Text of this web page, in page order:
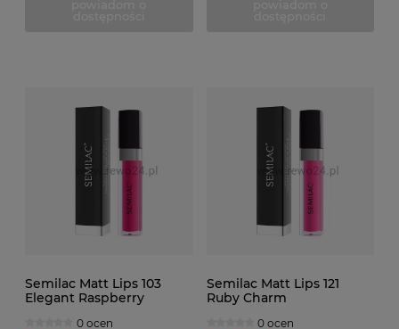
Semilac Matt Lips 103
Elegant Raspberry
0 ocen
Semilac Matt Lips 121
Ruby Charm
0 ocen